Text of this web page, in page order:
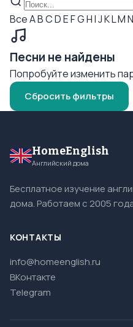
ВсеABCDEFGHIJKLMN
Песни не найдены
Попробуйте изменить
Сбросить фильтры
HomeEnglish
Английский дома
Бесплатное изучение
дома. Работаем с 2005
КОНТАКТЫ
info@homeenglish.ru
ВКонтакте
Telegram